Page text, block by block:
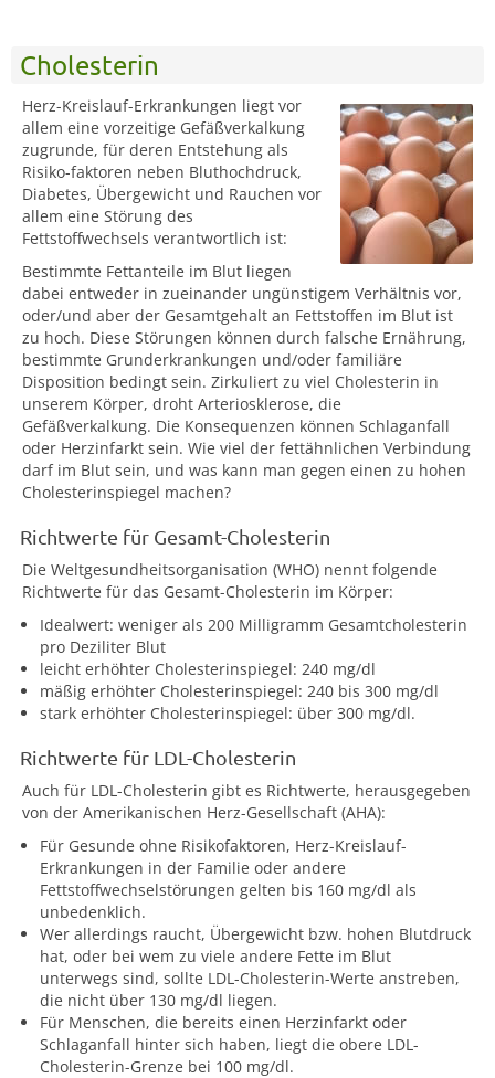
Cholesterin
Herz-Kreislauf-Erkrankungen liegt vor
allem eine vorzeitige Gefäßverkalkung
zugrunde, für deren Entstehung als
Risiko-faktoren neben Bluthochdruck,
Diabetes, Übergewicht und Rauchen vor
allem eine Störung des
Fettstoffwechsels verantwortlich ist:
Bestimmte Fettanteile im Blut liegen
dabei entweder in zueinander ungünstigem Verhältnis vor,
oder/und aber der Gesamtgehalt an Fettstoffen im Blut ist
zu hoch. Diese Störungen können durch falsche Ernährung,
bestimmte Grunderkrankungen und/oder familiäre
Disposition bedingt sein. Zirkuliert zu viel Cholesterin in
unserem Körper, droht Arteriosklerose, die
Gefäßverkalkung. Die Konsequenzen können Schlaganfall
oder Herzinfarkt sein. Wie viel der fettähnlichen Verbindung
darf im Blut sein, und was kann man gegen einen zu hohen
Cholesterinspiegel machen?
Richtwerte für Gesamt-Cholesterin
Die Weltgesundheitsorganisation (WHO) nennt folgende
Richtwerte für das Gesamt-Cholesterin im Körper:
Idealwert: weniger als 200 Milligramm Gesamtcholesterin
pro Deziliter Blut
leicht erhöhter Cholesterinspiegel: 240 mg/dl
mäßig erhöhter Cholesterinspiegel: 240 bis 300 mg/dl
stark erhöhter Cholesterinspiegel: über 300 mg/dl.
Richtwerte für LDL-Cholesterin
Auch für LDL-Cholesterin gibt es Richtwerte, herausgegeben
von der Amerikanischen Herz-Gesellschaft (AHA):
Für Gesunde ohne Risikofaktoren, Herz-Kreislauf-
Erkrankungen in der Familie oder andere
Fettstoffwechselstörungen gelten bis 160 mg/dl als
unbedenklich.
Wer allerdings raucht, Übergewicht bzw. hohen Blutdruck
hat, oder bei wem zu viele andere Fette im Blut
unterwegs sind, sollte LDL-Cholesterin-Werte anstreben,
die nicht über 130 mg/dl liegen.
Für Menschen, die bereits einen Herzinfarkt oder
Schlaganfall hinter sich haben, liegt die obere LDL-
Cholesterin-Grenze bei 100 mg/dl.